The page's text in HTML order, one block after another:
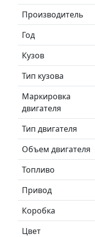
Производитель
Год
Кузов
Тип кузова
Маркировка
двигателя
Тип двигателя
Объем двигателя
Топливо
Привод
Коробка
Цвет